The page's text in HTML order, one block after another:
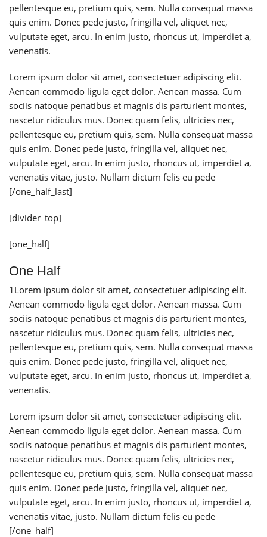
pellentesque eu, pretium quis, sem. Nulla consequat massa
quis enim. Donec pede justo, fringilla vel, aliquet nec,
vulputate eget, arcu. In enim justo, rhoncus ut, imperdiet a,
venenatis.
Lorem ipsum dolor sit amet, consectetuer adipiscing elit.
Aenean commodo ligula eget dolor. Aenean massa. Cum
sociis natoque penatibus et magnis dis parturient montes,
nascetur ridiculus mus. Donec quam felis, ultricies nec,
pellentesque eu, pretium quis, sem. Nulla consequat massa
quis enim. Donec pede justo, fringilla vel, aliquet nec,
vulputate eget, arcu. In enim justo, rhoncus ut, imperdiet a,
venenatis vitae, justo. Nullam dictum felis eu pede
[/one_half_last]
[divider_top]
[one_half]
One Half
1 Lorem ipsum dolor sit amet, consectetuer adipiscing elit.
Aenean commodo ligula eget dolor. Aenean massa. Cum
sociis natoque penatibus et magnis dis parturient montes,
nascetur ridiculus mus. Donec quam felis, ultricies nec,
pellentesque eu, pretium quis, sem. Nulla consequat massa
quis enim. Donec pede justo, fringilla vel, aliquet nec,
vulputate eget, arcu. In enim justo, rhoncus ut, imperdiet a,
venenatis.
Lorem ipsum dolor sit amet, consectetuer adipiscing elit.
Aenean commodo ligula eget dolor. Aenean massa. Cum
sociis natoque penatibus et magnis dis parturient montes,
nascetur ridiculus mus. Donec quam felis, ultricies nec,
pellentesque eu, pretium quis, sem. Nulla consequat massa
quis enim. Donec pede justo, fringilla vel, aliquet nec,
vulputate eget, arcu. In enim justo, rhoncus ut, imperdiet a,
venenatis vitae, justo. Nullam dictum felis eu pede
[/one_half]